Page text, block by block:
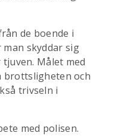
de boende i
skyddar sig
Målet med
brottsligheten och
trivseln i
med polisen.